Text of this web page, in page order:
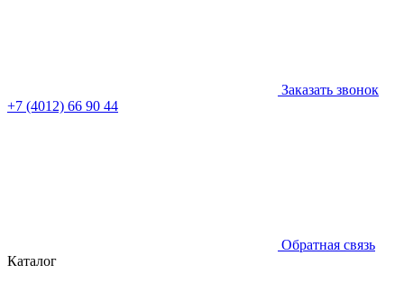
Заказать звонок
+7 (4012) 66 90 44
Обратная связь
Каталог